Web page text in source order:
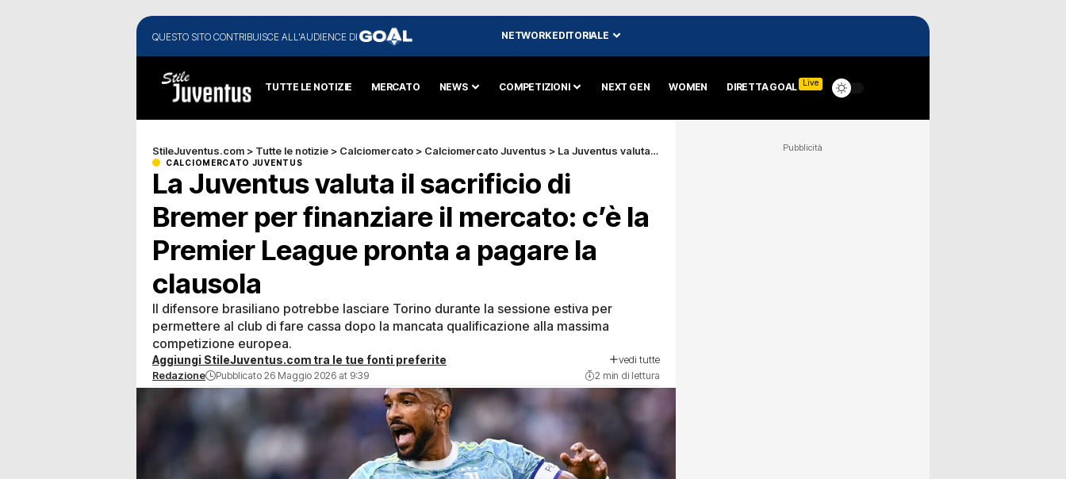
QUESTO SITO CONTRIBUISCE ALL'AUDIENCE DI NETWORK EDITORIALE
TUTTE LE NOTIZIE MERCATO NEWS COMPETIZIONI NEXT GEN WOMEN DIRETTA GOAL Live
StileJuventus.com > Tutte le notizie > Calciomercato > Calciomercato Juventus > La Juventus valuta il sacrificio di Bremer per finanziare il mercato: c’è la Premier League pronta a pagare la clausola
CALCIOMERCATO JUVENTUS
La Juventus valuta il sacrificio di
Bremer per finanziare il mercato: c’è la
Premier League pronta a pagare la
clausola
Il difensore brasiliano potrebbe lasciare Torino durante la sessione estiva per
permettere al club di fare cassa dopo la mancata qualificazione alla massima
competizione europea.
Aggiungi StileJuventus.com tra le tue fonti preferite vedi tutte
Redazione Pubblicato 26 Maggio 2026 at 9:39 2 min di lettura
Pubblicità